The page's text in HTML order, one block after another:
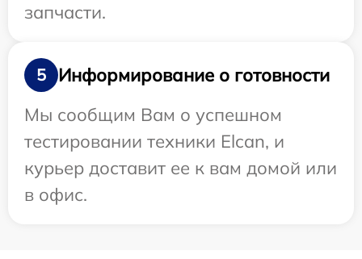
запчасти.
5
Информирование о готовности
Мы сообщим Вам о успешном
тестировании техники Elcan, и
курьер доставит ее к вам домой или
в офис.